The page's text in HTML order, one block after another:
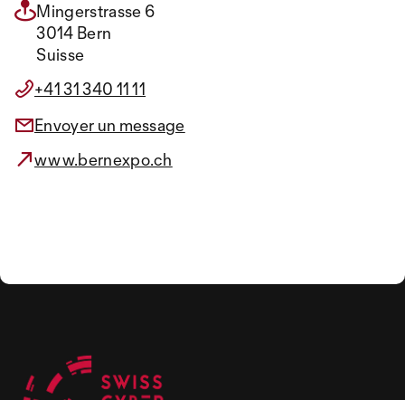
Mingerstrasse 6
3014 Bern
Suisse
+41 31 340 11 11
Envoyer un message
www.bernexpo.ch